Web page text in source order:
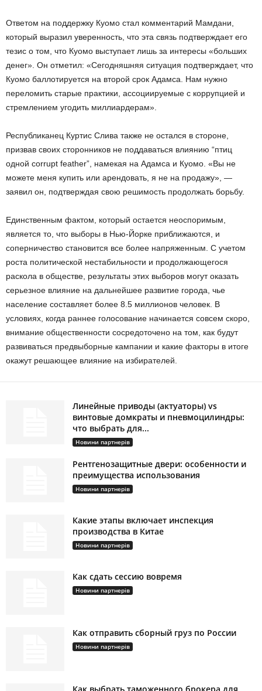
Ответом на поддержку Куомо стал комментарий Мамдани,
который выразил уверенность, что эта связь подтверждает его
тезис о том, что Куомо выступает лишь за интересы «больших
денег». Он отметил: «Сегодняшняя ситуация подтверждает, что
Куомо баллотируется на второй срок Адамса. Нам нужно
переломить старые практики, ассоциируемые с коррупцией и
стремлением угодить миллиардерам».
Республиканец Куртис Слива также не остался в стороне,
призвав своих сторонников не поддаваться влиянию “птиц
одной corrupt feather”, намекая на Адамса и Куомо. «Вы не
можете меня купить или арендовать, я не на продажу», —
заявил он, подтверждая свою решимость продолжать борьбу.
Единственным фактом, который остается неоспоримым,
является то, что выборы в Нью-Йорке приближаются, и
соперничество становится все более напряженным. С учетом
роста политической нестабильности и продолжающегося
раскола в обществе, результаты этих выборов могут оказать
серьезное влияние на дальнейшее развитие города, чье
население составляет более 8.5 миллионов человек. В
условиях, когда раннее голосование начинается совсем скоро,
внимание общественности сосредоточено на том, как будут
развиваться предвыборные кампании и какие факторы в итоге
окажут решающее влияние на избирателей.
Линейные приводы (актуаторы) vs
винтовые домкраты и пневмоцилиндры:
что выбрать для...
Новини партнерів
Рентгенозащитные двери: особенности и
преимущества использования
Новини партнерів
Какие этапы включает инспекция
производства в Китае
Новини партнерів
Как сдать сессию вовремя
Новини партнерів
Как отправить сборный груз по России
Новини партнерів